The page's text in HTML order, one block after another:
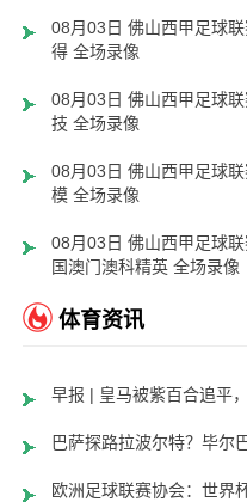
08月03日 佛山西甲足球
得 全场录像
08月03日 佛山西甲足球
技 全场录像
08月03日 佛山西甲足球
模 全场录像
08月03日 佛山西甲足球
国澳门澳科精英 全场录像
体育资讯
早报 | 皇马被紫百合追平
巴萨探路拉波尔特？毕尔
欧洲足球联赛协会：世界